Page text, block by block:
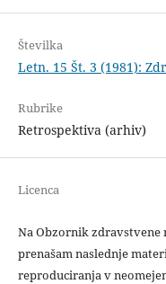
Številka
Letn. 15 Št. 3 (1981):
Rubrike
Retrospektiva (arhiv)
Licenca
Na Obzornik zdravstvene
prenašam naslednje
reproduciranja v